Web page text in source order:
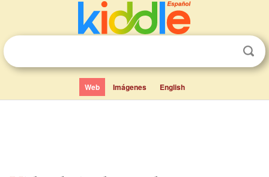
Web Imágenes English